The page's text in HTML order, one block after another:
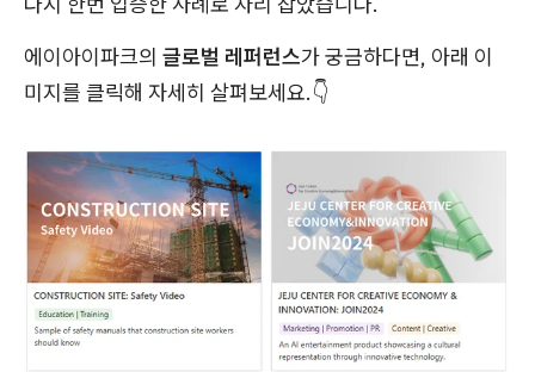
에이아이파크의 글로벌 레퍼런스가 궁금하다면, 아래 이
미지를 클릭해 자세히 살펴보세요.👇